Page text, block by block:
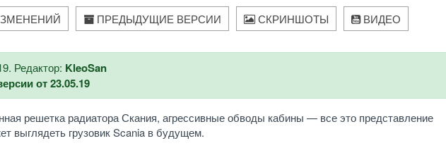
ПРЕДЫДУЩИЕ ВЕРСИИ СКРИНШОТЫ ВИДЕО
Редактор: KleoSan
от 23.05.19
решетка радиатора Скания, агрессивные обводы кабины — все это представление
выглядеть грузовик Scania в будущем.